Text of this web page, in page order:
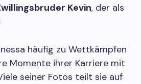
Kevin, der als
häufig zu Wettkämpfen
Momente ihrer Karriere mit
seiner Fotos teilt sie auf